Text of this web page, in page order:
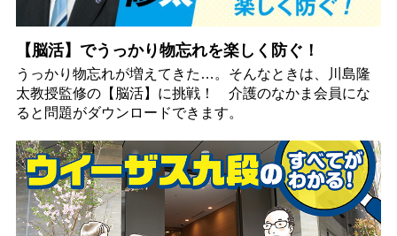
【脳活】でうっかり物忘れを楽しく防ぐ！
うっかり物忘れが増えてきた…。そんなときは、川島隆
太教授監修の【脳活】に挑戦！ 介護のなかま会員にな
ると問題がダウンロードできます。